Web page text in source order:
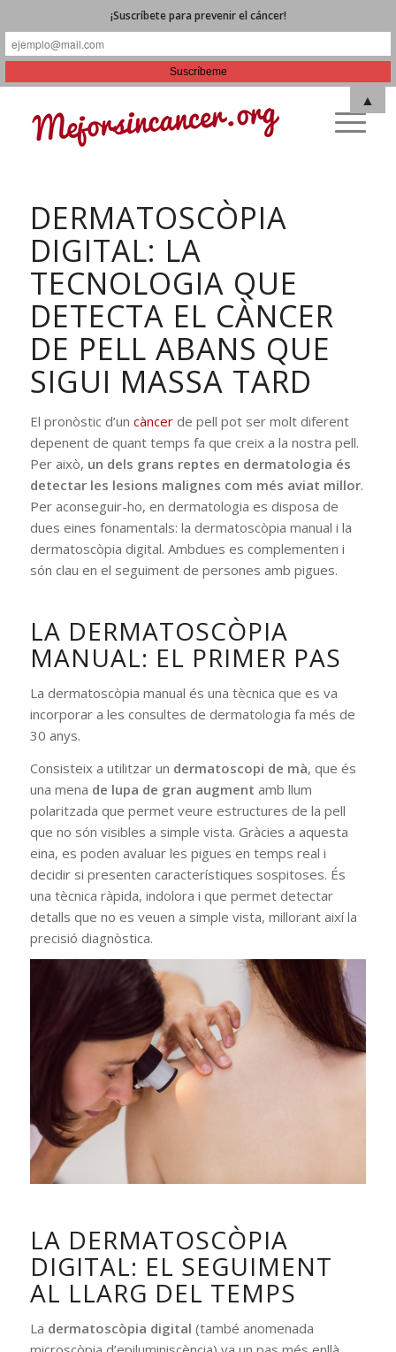
DERMATOSCÒPIA
DIGITAL: LA
TECNOLOGIA QUE
DETECTA EL CÀNCER
DE PELL ABANS QUE
SIGUI MASSA TARD
El pronòstic d’un càncerde pell pot ser molt diferent
depenent de quant temps fa que creix a la nostra pell.
Per això, un dels grans reptes en dermatologia és
detectar les lesions malignes com més aviat millor.
Per aconseguir-ho, en dermatologia es disposa de
dues eines fonamentals: la dermatoscòpia manual i la
dermatoscòpia digital. Ambdues es complementen i
són clau en el seguiment de persones amb pigues.
LA DERMATOSCÒPIA
MANUAL: EL PRIMER PAS
La dermatoscòpia manual és una tècnica que es va
incorporar a les consultes de dermatologia fa més de
30 anys.
Consisteix a utilitzar un dermatoscopi de mà, que és
una mena de lupa de gran augment amb llum
polaritzada que permet veure estructures de la pell
que no són visibles a simple vista. Gràcies a aquesta
eina, es poden avaluar les pigues en temps real i
decidir si presenten característiques sospitoses. És
una tècnica ràpida, indolora i que permet detectar
detalls que no es veuen a simple vista, millorant així la
precisió diagnòstica.
LA DERMATOSCÒPIA
DIGITAL: EL SEGUIMENT
AL LLARG DEL TEMPS
La dermatoscòpia digital (també anomenada
¡Suscríbete para prevenir el cáncer!
▲